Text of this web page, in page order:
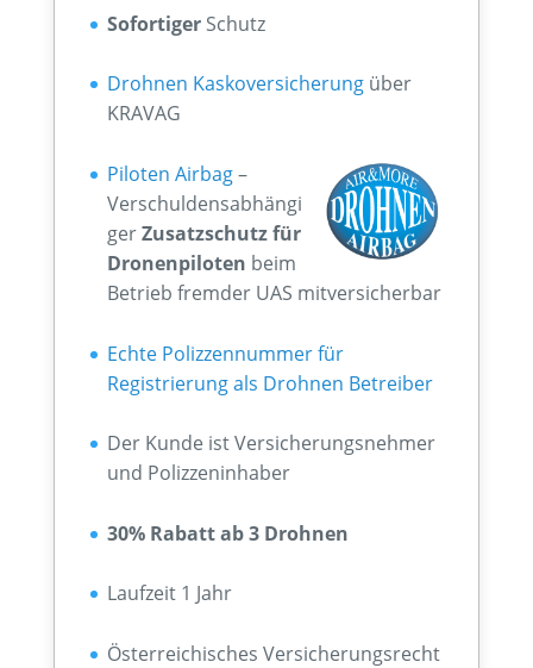
SofortigerSchutz
Drohnen Kaskoversicherungüber
KRAVAG
Piloten Airbag–
Verschuldensabhängi
gerZusatzschutz für
Dronenpiloten beim
Betrieb fremder UAS mitversicherbar
Echte Polizzennummer für
Registrierung als Drohnen Betreiber
Der Kunde ist Versicherungsnehmer
und Polizzeninhaber
30% Rabatt ab 3 Drohnen
Laufzeit 1 Jahr
Österreichisches Versicherungsrecht